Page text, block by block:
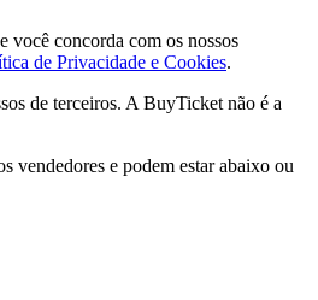
você concorda com os nossos
de Privacidade e Cookies.
de terceiros. A BuyTicket não é a
vendedores e podem estar abaixo ou